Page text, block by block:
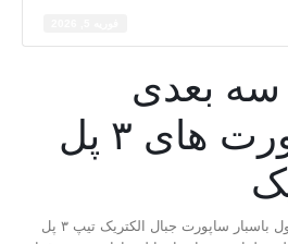
سه بعدی
باسبار ساپورت های ۳ پل
برای دانلود فایل ۳ بعدی محصول باسبار ساپورت جبال الکتریک تیپ ۳ پل